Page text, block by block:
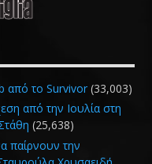
από το Survivor (33,003)
από την Ιουλία στη
(25,638)
παίρνουν την